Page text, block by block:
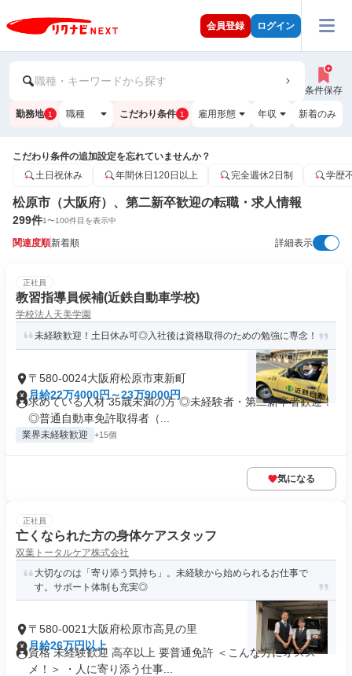
会員登録 ログイン
職種・キーワードから探す
条件保存
勤務地 1 職種 こだわり条件 1 雇用形態 年収 新着のみ
こだわり条件の追加設定を忘れていませんか？
土日祝休み
年間休日120日以上 完全週休2日制 学歴
松原市（大阪府）、第二新卒歓迎の転職・求人情報
299件1〜100件目を表示中
関連度順新着順 詳細表示
正社員
教習指導員候補(近鉄自動車学校)
学校法人天美学園
未経験歓迎！土日休み可◎入社後は資格取得のための勉強に専念！
〒580-0024大阪府松原市東新町
月給22万4000円～23万9000円
求めている人材 35歳未満の方 ◎未経験者・第二新卒者歓迎！
◎普通自動車免許取得者（...
業界未経験歓迎 +15個
気になる
正社員
亡くなられた方の身体ケアスタッフ
双葉トータルケア株式会社
大切なのは「寄り添う気持ち」。未経験から始められるお仕事で
す。サポート体制も充実◎
〒580-0021大阪府松原市高見の里
月給26万円以上
資格 未経験歓迎 高卒以上 要普通免許 ＜こんな方にオスス
メ！＞ ・人に寄り添う仕事...